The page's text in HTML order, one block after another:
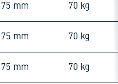
75 mm 70 kg
75 mm 70 kg
75 mm 70 kg